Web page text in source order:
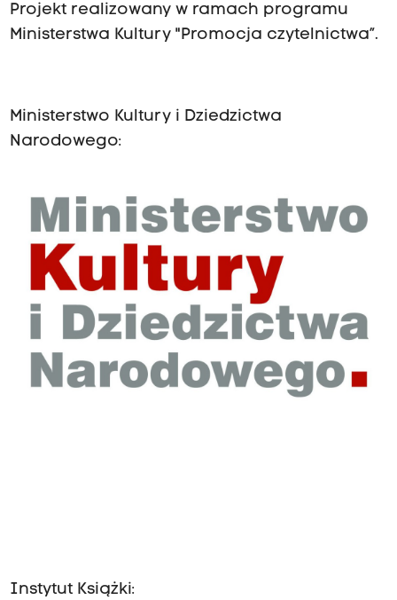
Projekt realizowany w ramach programu
Ministerstwa Kultury "Promocja czytelnictwa”.
Ministerstwo Kultury i Dziedzictwa
Narodowego:
Instytut Książki: